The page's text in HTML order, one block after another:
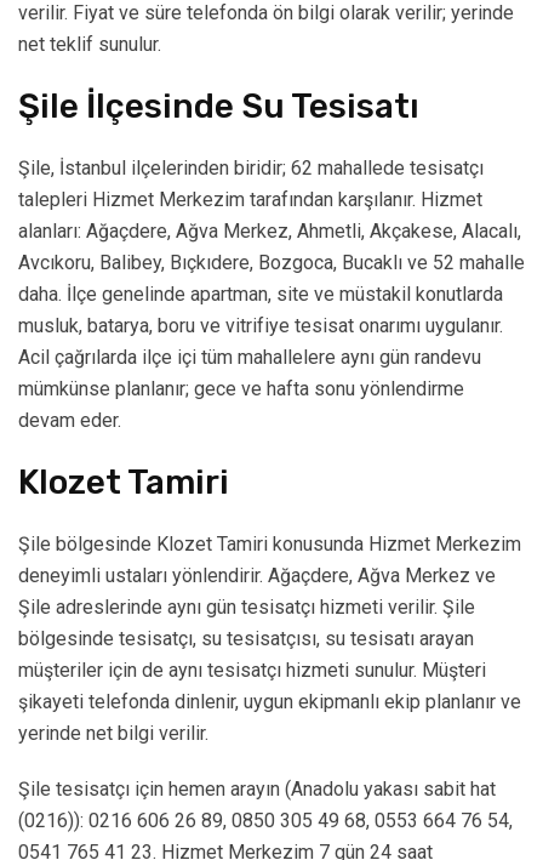
verilir. Fiyat ve süre telefonda ön bilgi olarak verilir; yerinde
net teklif sunulur.
Şile İlçesinde Su Tesisatı
Şile, İstanbul ilçelerinden biridir; 62 mahallede tesisatçı
talepleri Hizmet Merkezim tarafından karşılanır. Hizmet
alanları: Ağaçdere, Ağva Merkez, Ahmetli, Akçakese, Alacalı,
Avcıkoru, Balibey, Bıçkıdere, Bozgoca, Bucaklı ve 52 mahalle
daha. İlçe genelinde apartman, site ve müstakil konutlarda
musluk, batarya, boru ve vitrifiye tesisat onarımı uygulanır.
Acil çağrılarda ilçe içi tüm mahallelere aynı gün randevu
mümkünse planlanır; gece ve hafta sonu yönlendirme
devam eder.
Klozet Tamiri
Şile bölgesinde Klozet Tamiri konusunda Hizmet Merkezim
deneyimli ustaları yönlendirir. Ağaçdere, Ağva Merkez ve
Şile adreslerinde aynı gün tesisatçı hizmeti verilir. Şile
bölgesinde tesisatçı, su tesisatçısı, su tesisatı arayan
müşteriler için de aynı tesisatçı hizmeti sunulur. Müşteri
şikayeti telefonda dinlenir, uygun ekipmanlı ekip planlanır ve
yerinde net bilgi verilir.
Şile tesisatçı için hemen arayın (Anadolu yakası sabit hat
(0216)): 0216 606 26 89, 0850 305 49 68, 0553 664 76 54,
0541 765 41 23. Hizmet Merkezim 7 gün 24 saat